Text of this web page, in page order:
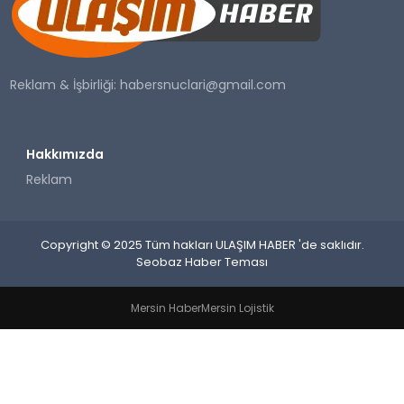
SAĞLIK
YAŞAM
Reklam & İşbirliği:habersnuclari@gmail.com
Hakkımızda
Reklam
Copyright © 2025 Tüm hakları ULAŞIM HABER 'de saklıdır.
Seobaz Haber Teması
Mersin HaberMersin Lojistik